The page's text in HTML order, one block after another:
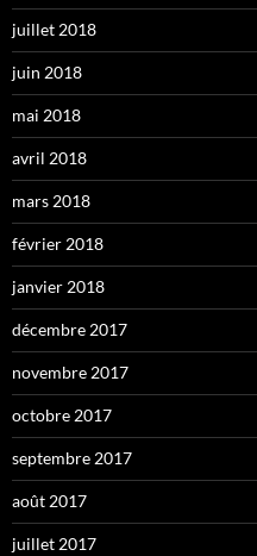
juillet 2018
juin 2018
mai 2018
avril 2018
mars 2018
février 2018
janvier 2018
décembre 2017
novembre 2017
octobre 2017
septembre 2017
août 2017
juillet 2017